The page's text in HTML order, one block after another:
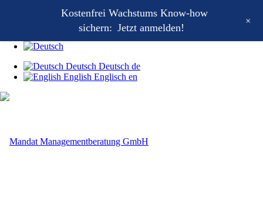
Mandat Wachstums-Wochenstart
Deutsch Deutsch de
English Englisch en
Kostenfrei Wachstums Know-how
sichern: Jetzt anmelden!
+